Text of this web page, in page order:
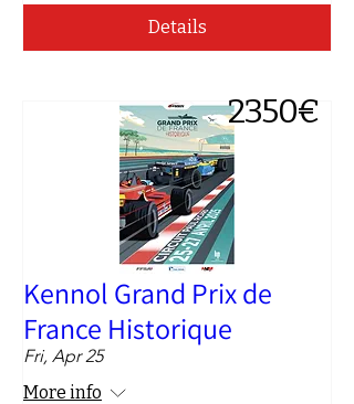
Details
Kennol Grand Prix de
France Historique
Fri, Apr 25
More info
2350€